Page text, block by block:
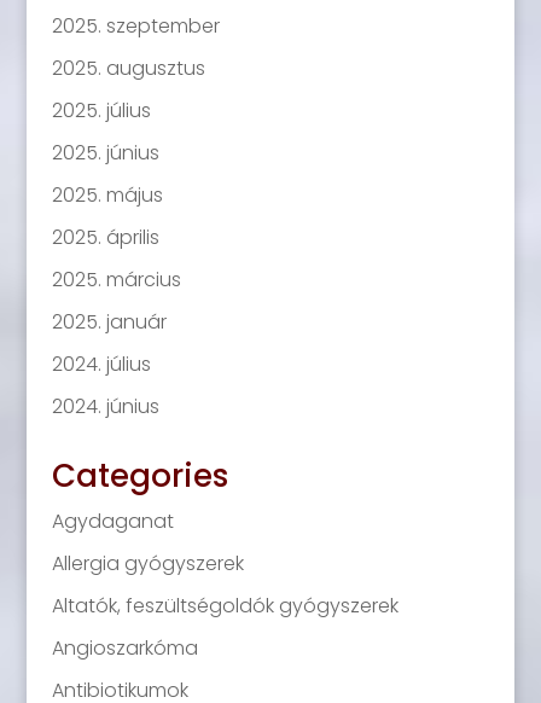
2025. szeptember
2025. augusztus
2025. július
2025. június
2025. május
2025. április
2025. március
2025. január
2024. július
2024. június
Categories
Agydaganat
Allergia gyógyszerek
Altatók, feszültségoldók gyógyszerek
Angioszarkóma
Antibiotikumok